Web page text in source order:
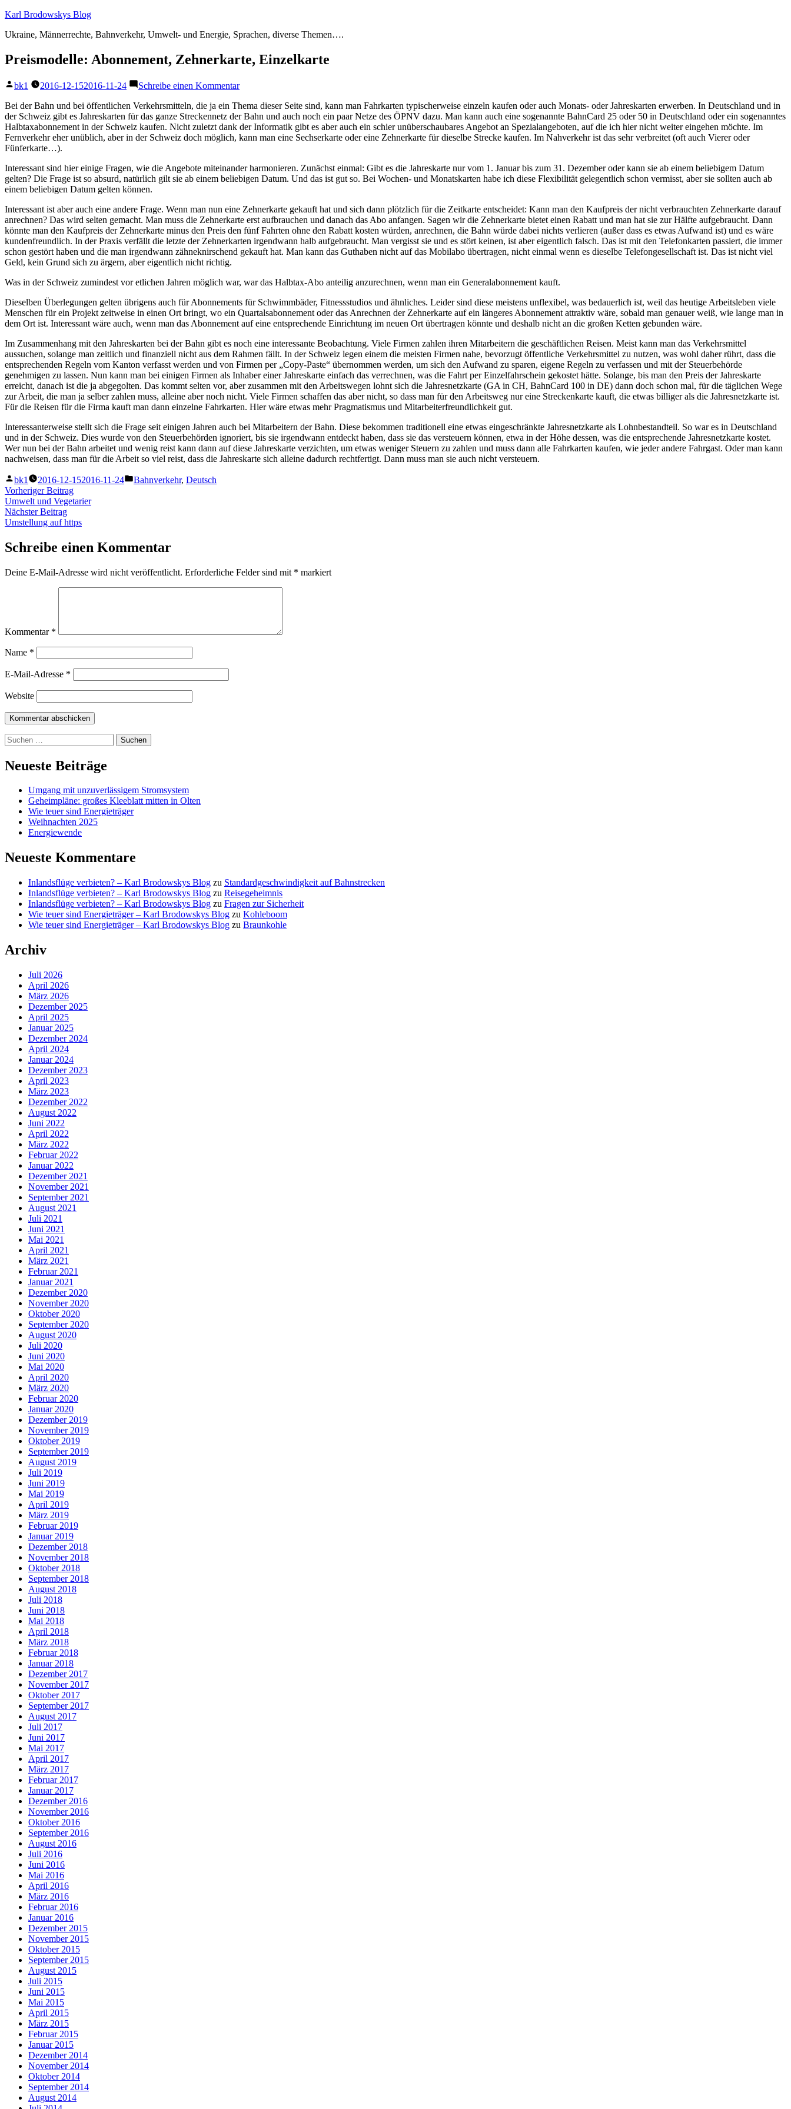
Zum
springen
Karl Brodowskys Blog
Ukraine, Männerrechte, Bahnverkehr, Umwelt- und Energie, Sprachen, diverse Themen….
Preismodelle: Abonnement, Zehnerkarte, Einzelkarte
Veröffentlicht
bk1 2016-12-152016-11-24 Schreibe einen Kommentarzu
Abonnement,
Zehnerkarte,
Einzelkarte
Bei der Bahn und bei öffentlichen Verkehrsmitteln, die ja ein Thema dieser Seite sind, kann man Fahrkarten typischerweise einzeln kaufen oder auch Monats- oder Jahreskarten erwerben. In Deutschland und in
der Schweiz gibt es Jahreskarten für das ganze Streckennetz der Bahn und auch noch ein paar Netze des ÖPNV dazu. Man kann auch eine sogenannte BahnCard 25 oder 50 in Deutschland oder ein sogenanntes
Halbtaxabonnement in der Schweiz kaufen. Nicht zuletzt dank der Informatik gibt es aber auch ein schier unüberschaubares Angebot an Spezialangeboten, auf die ich hier nicht weiter eingehen möchte. Im
Fernverkehr eher unüblich, aber in der Schweiz doch möglich, kann man eine Sechserkarte oder eine Zehnerkarte für dieselbe Strecke kaufen. Im Nahverkehr ist das sehr verbreitet (oft auch Vierer oder
Fünferkarte…).
Interessant sind hier einige Fragen, wie die Angebote miteinander harmonieren. Zunächst einmal: Gibt es die Jahreskarte nur vom 1. Januar bis zum 31. Dezember oder kann sie ab einem beliebigem Datum
gelten? Die Frage ist so absurd, natürlich gilt sie ab einem beliebigen Datum. Und das ist gut so. Bei Wochen- und Monatskarten habe ich diese Flexibilität gelegentlich schon vermisst, aber sie sollten auch ab
einem beliebigen Datum gelten können.
Interessant ist aber auch eine andere Frage. Wenn man nun eine Zehnerkarte gekauft hat und sich dann plötzlich für die Zeitkarte entscheidet: Kann man den Kaufpreis der nicht verbrauchten Zehnerkarte darauf
anrechnen? Das wird selten gemacht. Man muss die Zehnerkarte erst aufbrauchen und danach das Abo anfangen. Sagen wir die Zehnerkarte bietet einen Rabatt und man hat sie zur Hälfte aufgebraucht. Dann
könnte man den Kaufpreis der Zehnerkarte minus den Preis den fünf Fahrten ohne den Rabatt kosten würden, anrechnen, die Bahn würde dabei nichts verlieren (außer dass es etwas Aufwand ist) und es wäre
kundenfreundlich. In der Praxis verfällt die letzte der Zehnerkarten irgendwann halb aufgebraucht. Man vergisst sie und es stört keinen, ist aber eigentlich falsch. Das ist mit den Telefonkarten passiert, die immer
schon gestört haben und die man irgendwann zähneknirschend gekauft hat. Man kann das Guthaben nicht auf das Mobilabo übertragen, nicht einmal wenn es dieselbe Telefongesellschaft ist. Das ist nicht viel
Geld, kein Grund sich zu ärgern, aber eigentlich nicht richtig.
Was in der Schweiz zumindest vor etlichen Jahren möglich war, war das Halbtax-Abo anteilig anzurechnen, wenn man ein Generalabonnement kauft.
Dieselben Überlegungen gelten übrigens auch für Abonnements für Schwimmbäder, Fitnessstudios und ähnliches. Leider sind diese meistens unflexibel, was bedauerlich ist, weil das heutige Arbeitsleben viele
Menschen für ein Projekt zeitweise in einen Ort bringt, wo ein Quartalsabonnement oder das Anrechnen der Zehnerkarte auf ein längeres Abonnement attraktiv wäre, sobald man genauer weiß, wie lange man in
dem Ort ist. Interessant wäre auch, wenn man das Abonnement auf eine entsprechende Einrichtung im neuen Ort übertragen könnte und deshalb nicht an die großen Ketten gebunden wäre.
Im Zusammenhang mit den Jahreskarten bei der Bahn gibt es noch eine interessante Beobachtung. Viele Firmen zahlen ihren Mitarbeitern die geschäftlichen Reisen. Meist kann man das Verkehrsmittel
aussuchen, solange man zeitlich und finanziell nicht aus dem Rahmen fällt. In der Schweiz legen einem die meisten Firmen nahe, bevorzugt öffentliche Verkehrsmittel zu nutzen, was wohl daher rührt, dass die
entsprechenden Regeln vom Kanton verfasst werden und von Firmen per „Copy-Paste“ übernommen werden, um sich den Aufwand zu sparen, eigene Regeln zu verfassen und mit der Steuerbehörde
genehmigen zu lassen. Nun kann man bei einigen Firmen als Inhaber einer Jahreskarte einfach das verrechnen, was die Fahrt per Einzelfahrschein gekostet hätte. Solange, bis man den Preis der Jahreskarte
erreicht, danach ist die ja abgegolten. Das kommt selten vor, aber zusammen mit den Arbeitswegen lohnt sich die Jahresnetzkarte (GA in CH, BahnCard 100 in DE) dann doch schon mal, für die täglichen Wege
zur Arbeit, die man ja selber zahlen muss, alleine aber noch nicht. Viele Firmen schaffen das aber nicht, so dass man für den Arbeitsweg nur eine Streckenkarte kauft, die etwas billiger als die Jahresnetzkarte ist.
Für die Reisen für die Firma kauft man dann einzelne Fahrkarten. Hier wäre etwas mehr Pragmatismus und Mitarbeiterfreundlichkeit gut.
Interessanterweise stellt sich die Frage seit einigen Jahren auch bei Mitarbeitern der Bahn. Diese bekommen traditionell eine etwas eingeschränkte Jahresnetzkarte als Lohnbestandteil. So war es in Deutschland
und in der Schweiz. Dies wurde von den Steuerbehörden ignoriert, bis sie irgendwann entdeckt haben, dass sie das versteuern können, etwa in der Höhe dessen, was die entsprechende Jahresnetzkarte kostet.
Wer nun bei der Bahn arbeitet und wenig reist kann dann auf diese Jahreskarte verzichten, um etwas weniger Steuern zu zahlen und muss dann alle Fahrkarten kaufen, wie jeder andere Fahrgast. Oder man kann
nachweisen, dass man für die Arbeit so viel reist, dass die Jahreskarte sich alleine dadurch rechtfertigt. Dann muss man sie auch nicht versteuern.
Veröffentlicht
von
bk1 2016-12-152016-11-24
Veröffentlicht
Bahnverkehr, Deutsch
Beitragsnavigation
Vorheriger BeitragVorheriger
Beitrag:
Umwelt und Vegetarier
Nächster BeitragNächster
Beitrag:
Umstellung auf https
Schreibe einen Kommentar
Deine E-Mail-Adresse wird nicht veröffentlicht. Erforderliche Felder sind mit * markiert
Kommentar *
Name *
E-Mail-Adresse *
Website
Suchen
nach:
Neueste Beiträge
Umgang mit unzuverlässigem Stromsystem
Geheimpläne: großes Kleeblatt mitten in Olten
Wie teuer sind Energieträger
Weihnachten 2025
Energiewende
Neueste Kommentare
Inlandsflüge verbieten? – Karl Brodowskys Blog zu Standardgeschwindigkeit auf Bahnstrecken
Inlandsflüge verbieten? – Karl Brodowskys Blog zu Reisegeheimnis
Inlandsflüge verbieten? – Karl Brodowskys Blog zu Fragen zur Sicherheit
Wie teuer sind Energieträger – Karl Brodowskys Blog zu Kohleboom
Wie teuer sind Energieträger – Karl Brodowskys Blog zu Braunkohle
Archiv
Juli 2026
April 2026
März 2026
Dezember 2025
April 2025
Januar 2025
Dezember 2024
April 2024
Januar 2024
Dezember 2023
April 2023
März 2023
Dezember 2022
August 2022
Juni 2022
April 2022
März 2022
Februar 2022
Januar 2022
Dezember 2021
November 2021
September 2021
August 2021
Juli 2021
Juni 2021
Mai 2021
April 2021
März 2021
Februar 2021
Januar 2021
Dezember 2020
November 2020
Oktober 2020
September 2020
August 2020
Juli 2020
Juni 2020
Mai 2020
April 2020
März 2020
Februar 2020
Januar 2020
Dezember 2019
November 2019
Oktober 2019
September 2019
August 2019
Juli 2019
Juni 2019
Mai 2019
April 2019
März 2019
Februar 2019
Januar 2019
Dezember 2018
November 2018
Oktober 2018
September 2018
August 2018
Juli 2018
Juni 2018
Mai 2018
April 2018
März 2018
Februar 2018
Januar 2018
Dezember 2017
November 2017
Oktober 2017
September 2017
August 2017
Juli 2017
Juni 2017
Mai 2017
April 2017
März 2017
Februar 2017
Januar 2017
Dezember 2016
November 2016
Oktober 2016
September 2016
August 2016
Juli 2016
Juni 2016
Mai 2016
April 2016
März 2016
Februar 2016
Januar 2016
Dezember 2015
November 2015
Oktober 2015
September 2015
August 2015
Juli 2015
Juni 2015
Mai 2015
April 2015
März 2015
Februar 2015
Januar 2015
Dezember 2014
November 2014
Oktober 2014
September 2014
August 2014